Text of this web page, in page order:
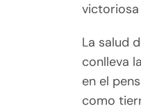
La salud
conlleva
en el
como